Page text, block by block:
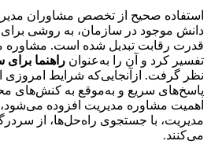
استفاده صحیح از تخصص مشاوران
دانش موجود در سازمان، به روشی برای
قدرت رقابت تبدیل شده است. مشاوره
تفسیر کرد و آن را به‌عنوان راهنما برای
نظر گرفت. ازآنجایی‌که شرایط
پاسخ‌های سریع و به‌موقع به کنش‌های
اهمیت مشاوره مدیریت افزوده
مدیریت، با جستجوی راه‌حل‌ها، از
می‌کنند.